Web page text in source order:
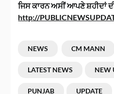
ਜਿਸ ਕਾਰਨ ਅਸੀਂ ਆਪਣੇ ਸ਼ਹੀਦਾਂ
http://
NEWS CM MANN
LATEST NEWS NEW
PUNJAB UPDATE